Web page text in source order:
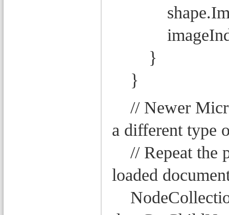
}
}
// Newer
a different type
// Repeat the
loaded